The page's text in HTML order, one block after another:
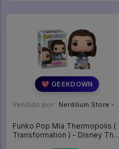
💖 GEEKDOWN
Vendido por: Nerdilium Store - SP
Funko Pop Mia Thermopolis (
Transformation ) - Disney The